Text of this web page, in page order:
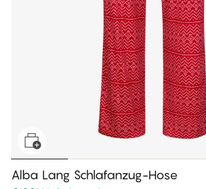
Alba Lang Schlafanzug-Hose